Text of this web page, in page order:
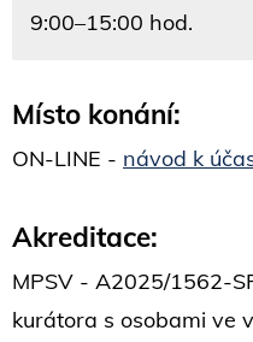
9:00–15:00 hod.
Místo konání:
ON-LINE - návod k
Akreditace:
MPSV - A2025/1562-
kurátora s osobami ve